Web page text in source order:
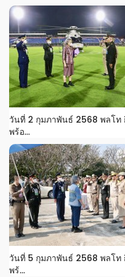
วันที่ 2 กุมภาพันธ์ 2568 พลโ
พร้อ...
วันที่ 5 กุมภาพันธ์ 2568 พลโ
พร้...